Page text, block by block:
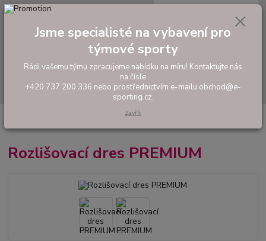
Hledat
tel: +420 737 200 336
0,00 Kč
Tréninkové oblečení
dres PREMIUM
Rozlišovací dres PREMIUM
Jsme specialisté na vybavení pro
týmové sporty
Rádi vašemu týmu zpracujeme nabídku na míru! Kontaktujte nás
na čísle
+420 737 200 336 nebo prostřednictvím e-mailu obchod@e-
sporting.cz.
Zavřít